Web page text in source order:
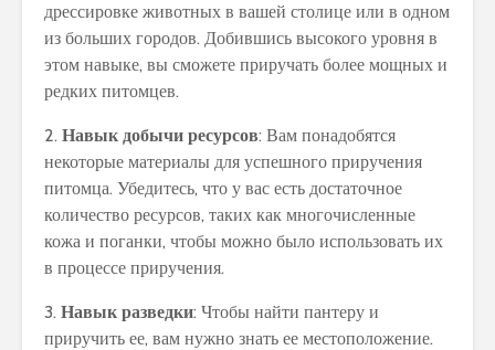
дрессировке животных в вашей столице или в одном
из больших городов. Добившись высокого уровня в
этом навыке, вы сможете приручать более мощных и
редких питомцев.
2. Навык добычи ресурсов: Вам понадобятся
некоторые материалы для успешного приручения
питомца. Убедитесь, что у вас есть достаточное
количество ресурсов, таких как многочисленные
кожа и поганки, чтобы можно было использовать их
в процессе приручения.
3. Навык разведки: Чтобы найти пантеру и
приручить ее, вам нужно знать ее местоположение.